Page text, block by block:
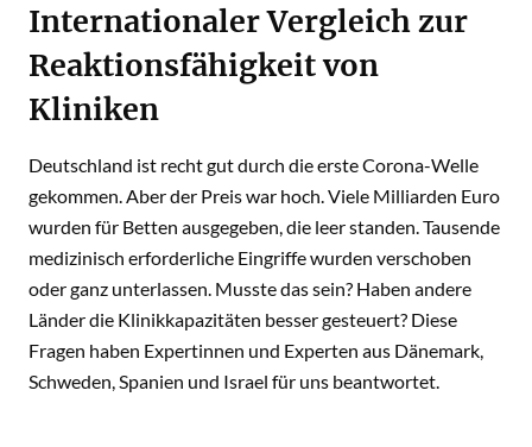
Internationaler Vergleich zur
Reaktionsfähigkeit von
Kliniken
Deutschland ist recht gut durch die erste Corona-Welle
gekommen. Aber der Preis war hoch. Viele Milliarden Euro
wurden für Betten ausgegeben, die leer standen. Tausende
medizinisch erforderliche Eingriffe wurden verschoben
oder ganz unterlassen. Musste das sein? Haben andere
Länder die Klinikkapazitäten besser gesteuert? Diese
Fragen haben Expertinnen und Experten aus Dänemark,
Schweden, Spanien und Israel für uns beantwortet.